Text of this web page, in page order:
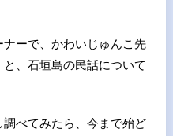
ーで、かわいじゅんこ先
、石垣島の民話について
べてみたら、今まで殆ど